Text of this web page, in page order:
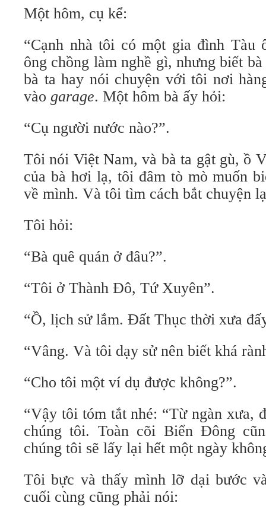
Một hôm, cụ kể:
“Cạnh nhà tôi có một gia đình Tàu
ông chồng làm nghề gì, nhưng biết
bà ta hay nói chuyện với tôi nơi
vào garage. Một hôm bà ấy hỏi:
“Cụ người nước nào?”.
Tôi nói Việt Nam, và bà ta gật gù, ồ
của bà hơi lạ, tôi đâm tò mò muốn
về mình. Và tôi tìm cách bắt chuyện
Tôi hỏi:
“Bà quê quán ở đâu?”.
“Tôi ở Thành Đô, Tứ Xuyên”.
“Ồ, lịch sử lắm. Đất Thục thời xưa
“Vâng. Và tôi dạy sử nên biết khá
“Cho tôi một ví dụ được không?”.
“Vậy tôi tóm tắt nhé: “Từ ngàn xưa,
chúng tôi. Toàn cõi Biển Đông
chúng tôi sẽ lấy lại hết một ngày
Tôi bực và thấy mình lỡ dại bước
cuối cùng cũng phải nói: